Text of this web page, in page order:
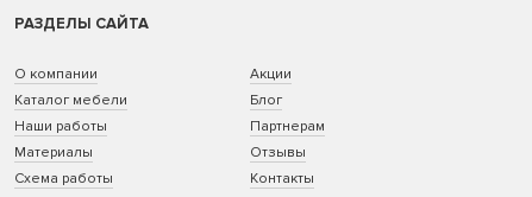
РАЗДЕЛЫ САЙТА
О компании
Каталог мебели
Наши работы
Материалы
Схема работы
Акции
Блог
Партнерам
Отзывы
Контакты